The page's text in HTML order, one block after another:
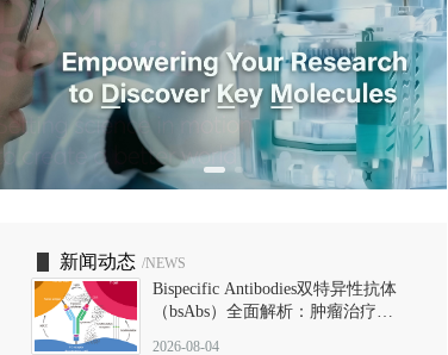
l
e
n
a
v
i
g
a
新闻动态 /NEWS
Bispecific Antibodies双特异性抗体
（bsAbs）全面解析：肿瘤治疗的
2026-08-04